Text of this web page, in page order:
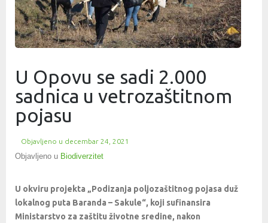
U Opovu se sadi 2.000
sadnica u vetrozaštitnom
pojasu
Objavljeno u decembar 24, 2021
Objavljeno u Biodiverzitet
U okviru projekta „Podizanja poljozaštitnog pojasa duž
lokalnog puta Baranda – Sakule“, koji sufinansira
Ministarstvo za zaštitu životne sredine, nakon